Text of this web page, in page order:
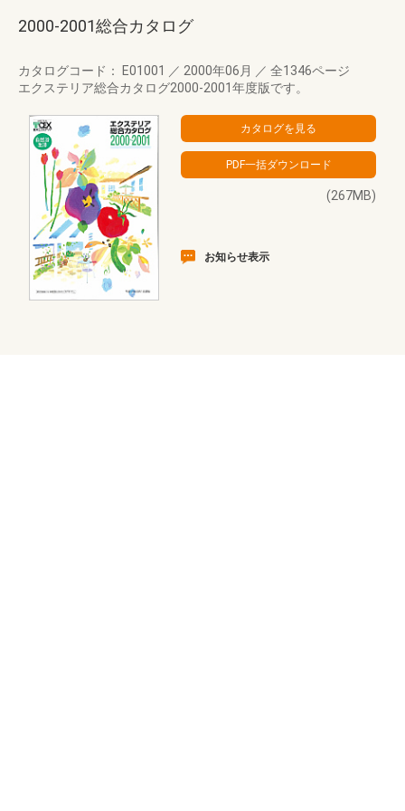
2000-2001総合カタログ
カタログコード： E01001 ／ 2000年06月 ／ 全1346ページ
エクステリア総合カタログ2000-2001年度版です。
(267MB)
お知らせ表示